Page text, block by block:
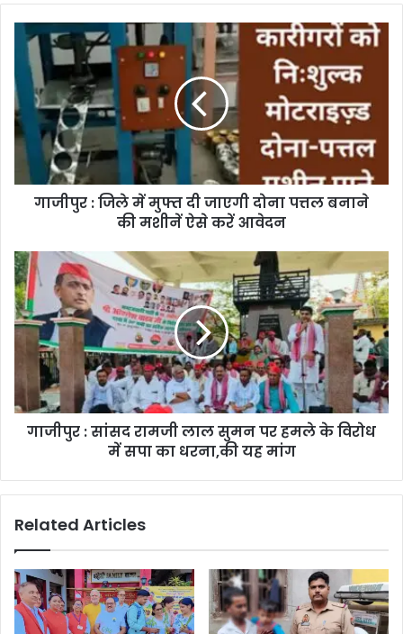
गाजीपुर : जिले में मुफ्त दी जाएगी दोना पत्तल बनाने
की मशीनें ऐसे करें आवेदन
गाजीपुर : सांसद रामजी लाल सुमन पर हमले के विरोध
में सपा का धरना,की यह मांग
Related Articles